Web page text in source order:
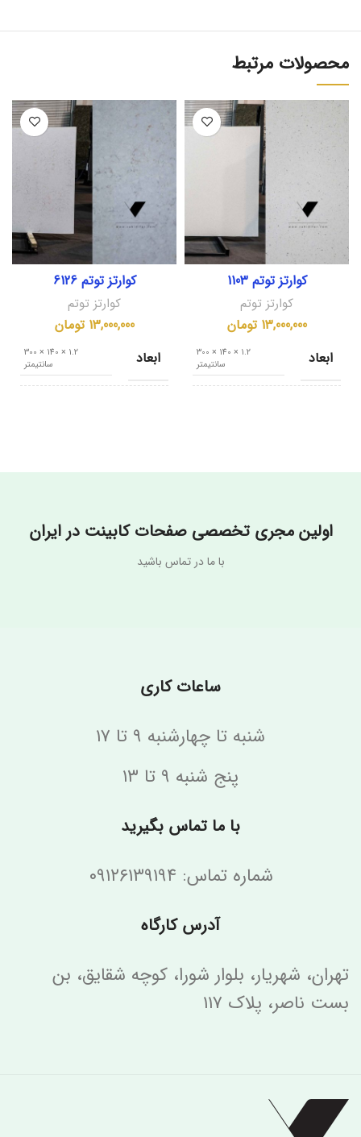
محصولات مرتبط
کوارتز توتم 1103
کوارتز توتم
13,000,000 تومان
ابعاد
1.2 × 140 × 300
سانتیمتر
Diamanate
کوارتز توتم 6126
کوارتز توتم
13,000,000 تومان
ابعاد
1.2 × 140 × 300
سانتیمتر
اولین مجری تخصصی صفحات کابینت در ایران
با ما در تماس باشید
ساعات کاری
شنبه تا چهارشنبه ۹ تا ۱۷
پنج شنبه ۹ تا ۱۳
با ما تماس بگیرید
شماره تماس: ۰۹۱۲۶۱۳۹۱۹۴
آدرس کارگاه
تهران، شهریار، بلوار شورا، کوچه شقایق، بن
بست ناصر، پلاک ۱۱۷